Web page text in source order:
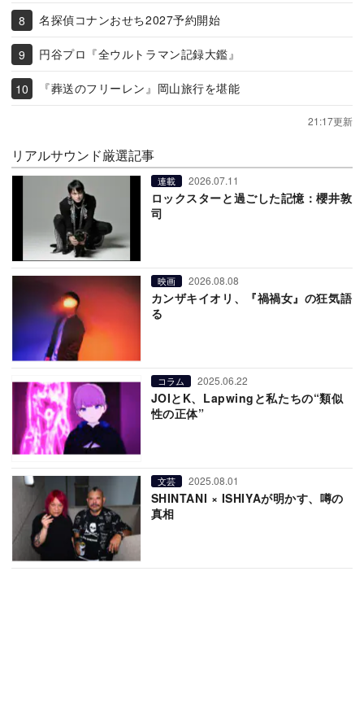
名探偵コナンおせち2027予約開始
円谷プロ『全ウルトラマン記録大鑑』
『葬送のフリーレン』岡山旅行を堪能
21:17更新
リアルサウンド厳選記事
連載 2026.07.11
ロックスターと過ごした記憶：櫻井敦
司
映画 2026.08.08
カンザキイオリ、『禍禍女』の狂気語
る
コラム 2025.06.22
JOIとK、Lapwingと私たちの“類似
性の正体”
文芸 2025.08.01
SHINTANI × ISHIYAが明かす、噂の
真相